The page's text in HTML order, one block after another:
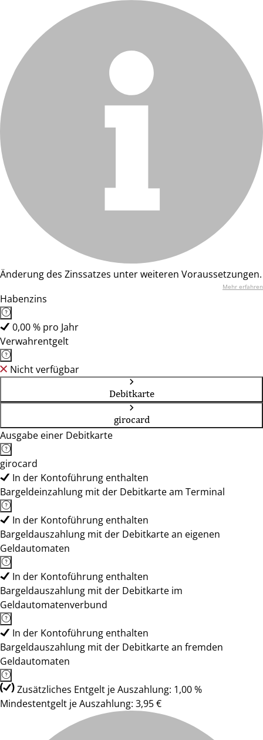
Änderung des Zinssatzes unter weiteren Voraussetzungen.
Mehr erfahren
Habenzins
0,00 % pro Jahr
Verwahrentgelt
Nicht verfügbar
Debitkarte
girocard
Ausgabe einer Debitkarte
girocard
In der Kontoführung enthalten
Bargeldeinzahlung mit der Debitkarte am Terminal
In der Kontoführung enthalten
Bargeldauszahlung mit der Debitkarte an eigenen
Geldautomaten
In der Kontoführung enthalten
Bargeldauszahlung mit der Debitkarte im
Geldautomatenverbund
In der Kontoführung enthalten
Bargeldauszahlung mit der Debitkarte an fremden
Geldautomaten
Zusätzliches Entgelt je Auszahlung: 1,00 %
Mindestentgelt je Auszahlung: 3,95 €